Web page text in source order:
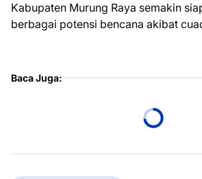
Kabupaten Murung Raya semakin
berbagai potensi bencana akibat
Baca Juga: